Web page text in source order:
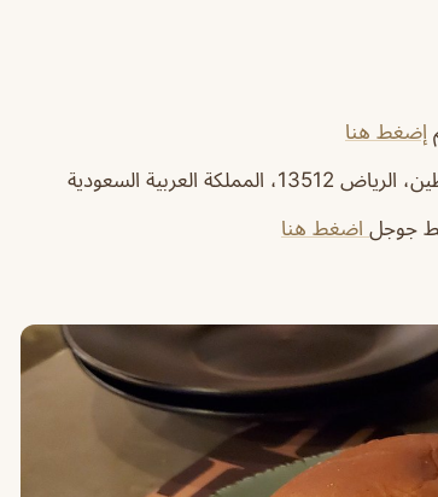
إضغط هنا
السعودية
جوجل اضغط هنا